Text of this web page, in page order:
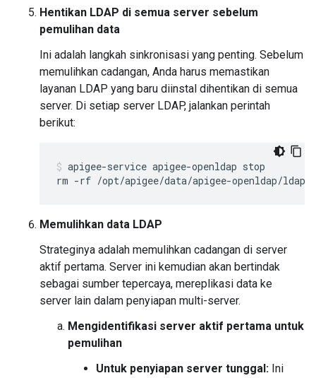
Hentikan LDAP di semua server sebelum
pemulihan data
Ini adalah langkah sinkronisasi yang penting. Sebelum
memulihkan cadangan, Anda harus memastikan
layanan LDAP yang baru diinstal dihentikan di semua
server. Di setiap server LDAP, jalankan perintah
berikut:
apigee-service apigee-openldap stop
rm -rf /opt/apigee/data/apigee-openldap/ldap/
Memulihkan data LDAP
Strateginya adalah memulihkan cadangan di server
aktif pertama. Server ini kemudian akan bertindak
sebagai sumber tepercaya, mereplikasi data ke
server lain dalam penyiapan multi-server.
Mengidentifikasi server aktif pertama untuk
pemulihan
Untuk penyiapan server tunggal: Ini